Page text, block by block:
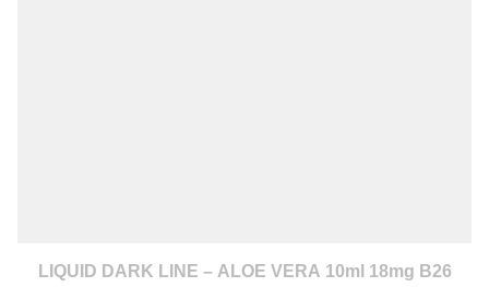
LIQUID DARK LINE – ALOE VERA 10ml 18mg B26